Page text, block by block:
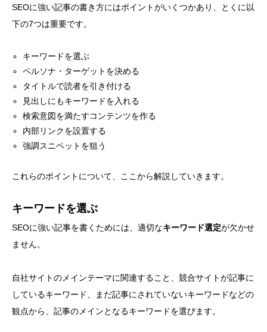
SEOに強い記事の書き方にはポイントがいくつかあり、とくに以
下の7つは重要です。
キーワードを選ぶ
ペルソナ・ターゲットを決める
タイトルで読者を引き付ける
見出しにもキーワードを入れる
検索意図を満たすコンテンツを作る
内部リンクを設置する
強調スニペットを狙う
これらのポイントについて、ここから解説していきます。
キーワードを選ぶ
SEOに強い記事を書くためには、適切なキーワード選定が欠かせ
ません。
自社サイトのメインテーマに関連すること、競合サイトが記事に
しているキーワード、まだ記事にされていないキーワードなどの
観点から、記事のメインとなるキーワードを選びます。